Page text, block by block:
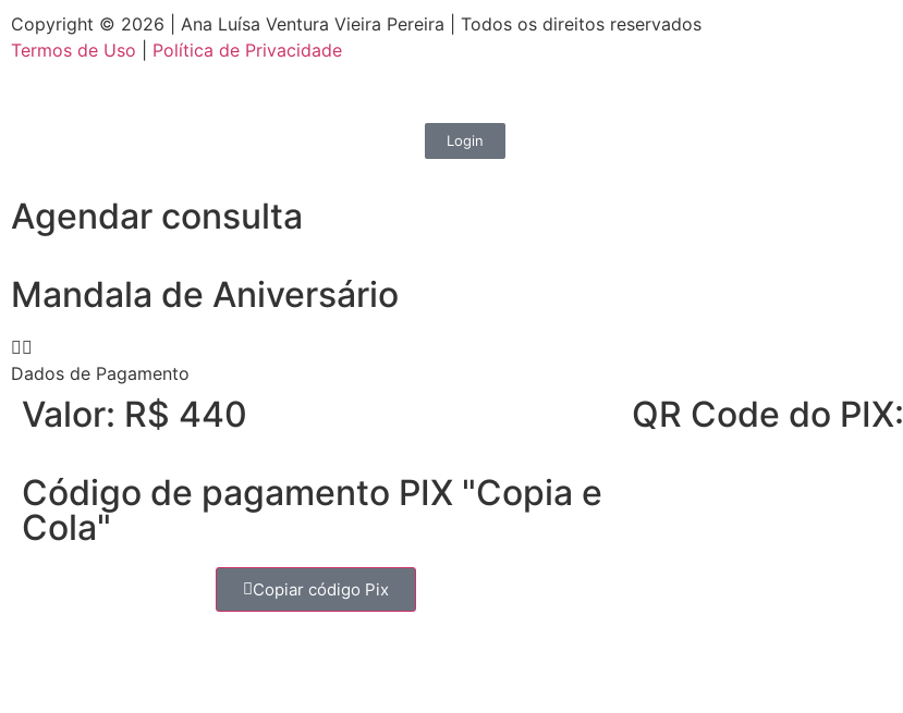
Copyright © 2026 | Ana Luísa Ventura Vieira Pereira | Todos os direitos reservados
Termos de Uso
Política de Privacidade
Login
Agendar consulta
Mandala de Aniversário
Dados de Pagamento
Valor: R$ 440
Código de pagamento PIX "Copia e
Cola"
Copiar código Pix
QR Code do PIX: